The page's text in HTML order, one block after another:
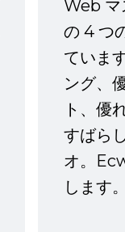
Web マ
の 4 つ
ていま
ング、
ト、優
すばら
オ。
します